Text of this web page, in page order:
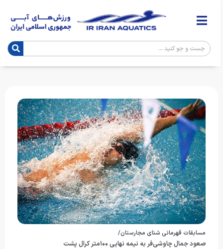
مسابقات قهرمانی شنای مجارستان/
صعود جمال چاوشی‌فر به نیمه نهایی ۱۰۰متر کرال پشت